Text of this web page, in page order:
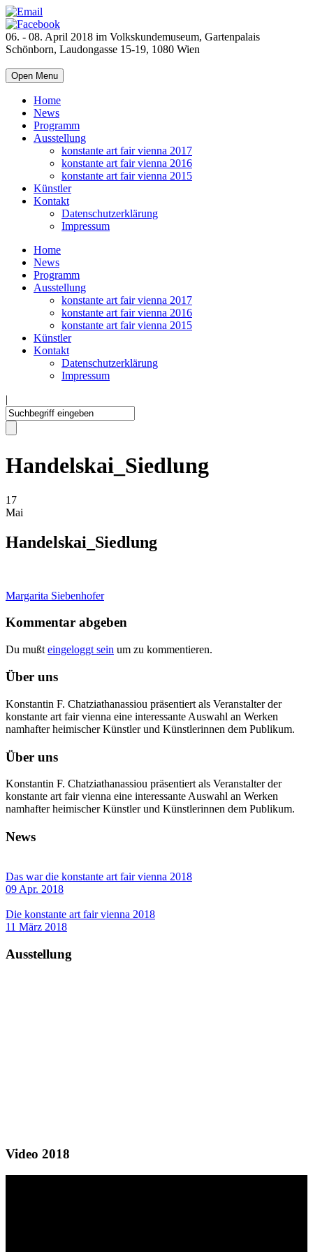
06. - 08. April 2018 im Volkskundemuseum, Gartenpalais
Schönborn, Laudongasse 15-19, 1080 Wien
Open Menu
Home
News
Programm
Ausstellung
konstante art fair vienna 2017
konstante art fair vienna 2016
konstante art fair vienna 2015
Künstler
Kontakt
Datenschutzerklärung
Impressum
Home
News
Programm
Ausstellung
konstante art fair vienna 2017
konstante art fair vienna 2016
konstante art fair vienna 2015
Künstler
Kontakt
Datenschutzerklärung
Impressum
|
Handelskai_Siedlung
17
Mai
Handelskai_Siedlung
Margarita Siebenhofer
Kommentar abgeben
Du mußt eingeloggt sein um zu kommentieren.
Über uns
Konstantin F. Chatziathanassiou präsentiert als Veranstalter der
konstante art fair vienna eine interessante Auswahl an Werken
namhafter heimischer Künstler und Künstlerinnen dem Publikum.
Über uns
Konstantin F. Chatziathanassiou präsentiert als Veranstalter der
konstante art fair vienna eine interessante Auswahl an Werken
namhafter heimischer Künstler und Künstlerinnen dem Publikum.
News
Das war die konstante art fair vienna 2018
09 Apr. 2018
Die konstante art fair vienna 2018
11 März 2018
Ausstellung
Video 2018